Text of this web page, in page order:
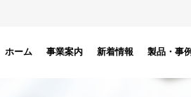
ホーム 事業案内 新着情報 製品・事